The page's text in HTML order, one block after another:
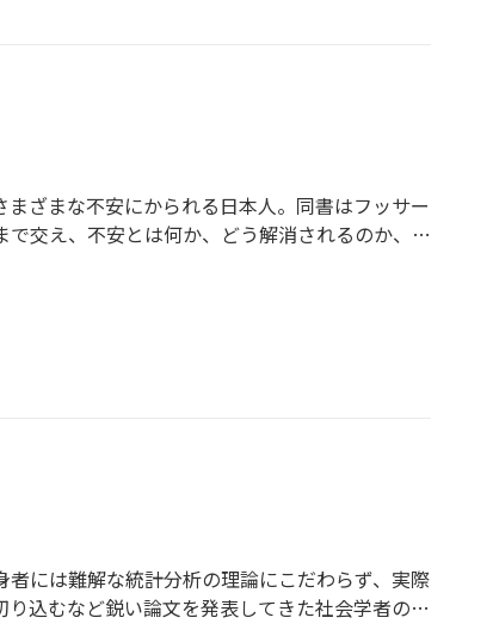
ざまな不安にかられる日本人。同書はフッサー
交え、不安とは何か、どう解消されるのか、不
には難解な統計分析の理論にこだわらず、実際
込むなど鋭い論文を発表してきた社会学者の本